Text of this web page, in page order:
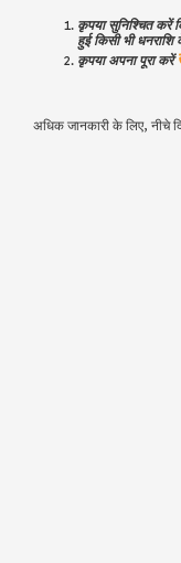
कृपया सुनिश्चित करें
हुई किसी भी
कृपया अपना पूरा करें
अधिक जानकारी के लिए, नीचे